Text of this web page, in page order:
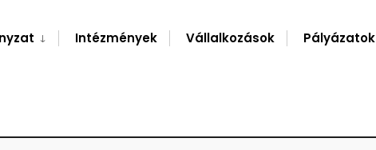
Intézmények Vállalkozások Pályázatok